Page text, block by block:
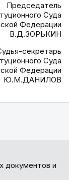
Председатель
Суда
Федерации
В.Д.ЗОРЬКИН
секретарь
Суда
Федерации
Ю.М.ДАНИЛОВ
документов и